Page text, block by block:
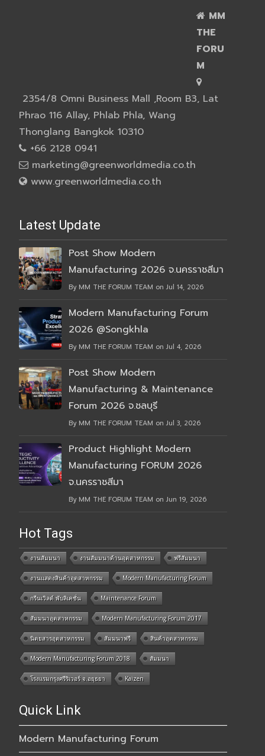
MM
THE
FORU
M
2354/8 Omni Business Mall ,Room B3, Lat
Phrao 116 Allay, Phlab Phla, Wang
Thonglang Bangkok 10310
+66 2128 0941
marketing@greenworldmedia.co.th
www.greenworldmedia.co.th
Latest Update
Post Show Modern
Manufacturing 2026 จ.นครราชสีมา
By MM THE FORUM TEAM on Jul 14, 2026
Modern Manufacturing Forum
2026 @Songkhla
By MM THE FORUM TEAM on Jul 4, 2026
Post Show Modern
Manufacturing & Maintenance
Forum 2026 จ.ชลบุรี
By MM THE FORUM TEAM on Jul 3, 2026
Product Highlight Modern
Manufacturing FORUM 2026
จ.นครราชสีมา
By MM THE FORUM TEAM on Jun 19, 2026
Hot Tags
งานสัมมนา งานสัมมนาด้านอุตสาหกรรม ฟรีสัมมนา
งานแสดงสินค้าอุตสาหกรรม Modern Manufacturing Forum
กรีนเวิลด์ พับลิเคชั่น Maintenance Forum
สัมมนาอุตสาหกรรม Modern Manufacturing Forum 2017
นิตยสารอุตสาหกรรม สัมมนาฟรี สินค้าอุตสาหกรรม
Modern Manufacturing Forum 2018 สัมมนา
โรงแรมกรุงศรีริเวอร์ จ.อยุธยา Kaizen
Quick Link
Modern Manufacturing Forum